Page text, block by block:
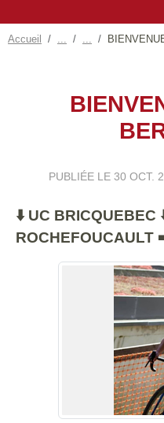
Accueil
PUBLIÉE LE 30 OCT.
⬇️ UC BRICQUEBEC